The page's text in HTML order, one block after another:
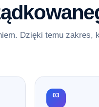
Dzięki temu zakres,
03